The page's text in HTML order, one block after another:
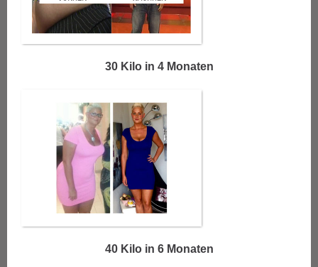
30 Kilo in 4 Monaten
40 Kilo in 6 Monaten